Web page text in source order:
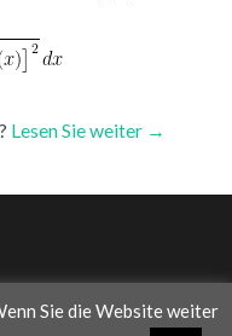
Lesen Sie weiter →
Sie die Website weiter